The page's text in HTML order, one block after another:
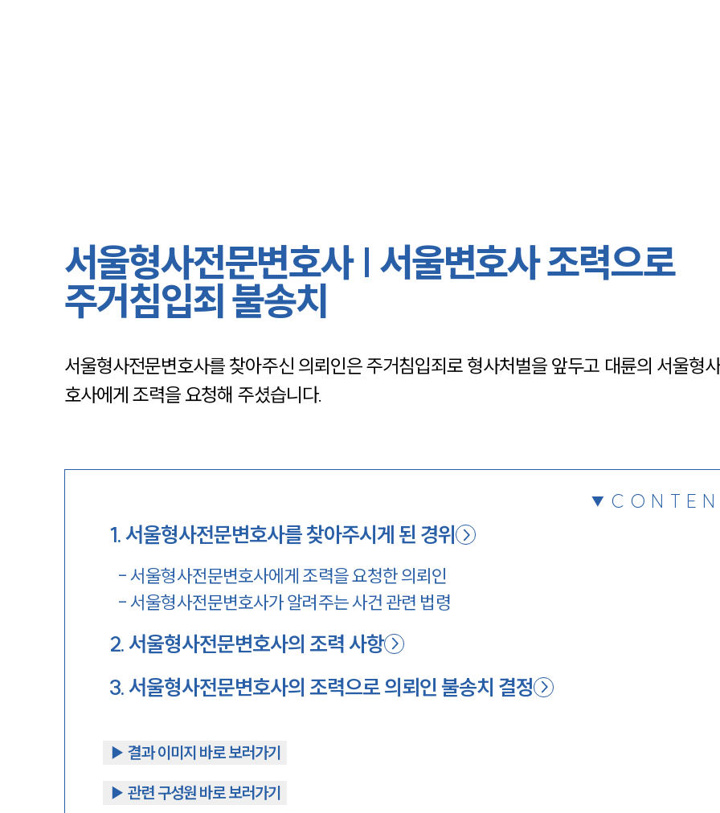
서울음주운
서울변호사상
채용정보
서울형사전문변호사 | 서울변호사 조력으로
주거침입죄 불송치
서울형사전문변호사를 찾아주신 의뢰인은 주거침입죄로 형사처벌을 앞두고 대륜의 서울형
호사에게 조력을 요청해 주셨습니다.
1.서울형사전문변호사를 찾아주시게 된 경위
-서울형사전문변호사에게 조력을 요청한 의뢰인
-서울형사전문변호사가 알려주는 사건 관련 법령
2.서울형사전문변호사의 조력 사항
3.서울형사전문변호사의 조력으로 의뢰인 불송치 결정
▶︎ 결과 이미지 바로 보러가기
▶︎ 관련 구성원 바로 보러가기